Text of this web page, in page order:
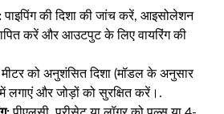
पाइपिंग की दिशा की जांच करें, आइसोलेशन
करें और आउटपुट के लिए वायरिंग की
मीटर को अनुशंसित दिशा (मॉडल के अनुसार
में लगाएं और जोड़ों को सुरक्षित करें।.